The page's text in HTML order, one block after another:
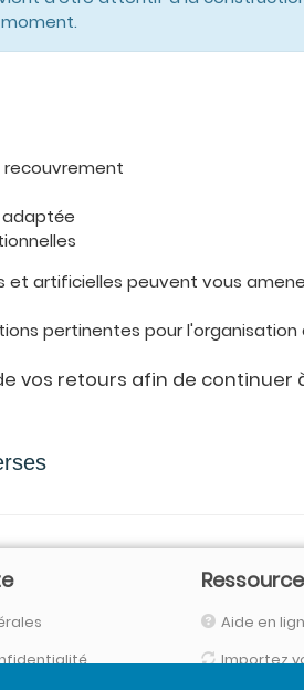
et artificielles peuvent vous
pertinentes pour l'organisation
vos retours afin de continuer
Aide en
Importez